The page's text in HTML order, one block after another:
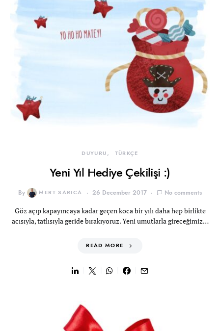
DUYURU TÜRKÇE
Yeni Yıl Hediye Çekilişi :)
By MERT SARICA 26 December 2017 No comments
Göz açıp kapayıncaya kadar geçen koca bir yılı daha hep birlikte
acısıyla, tatlısıyla geride bırakıyoruz. Yeni umutlarla gireceğimiz…
READ MORE